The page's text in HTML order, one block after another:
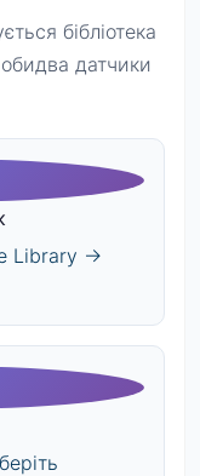
бібліотека
датчики
Library →